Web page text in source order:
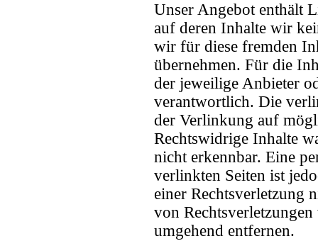
Unser Angebot enthält
auf deren Inhalte wir
wir für diese fremden
übernehmen. Für die
der jeweilige Anbieter
verantwortlich. Die
der Verlinkung auf
Rechtswidrige Inhalte
nicht erkennbar. Eine
verlinkten Seiten ist
einer Rechtsverletzung
von
umgehend entfernen.